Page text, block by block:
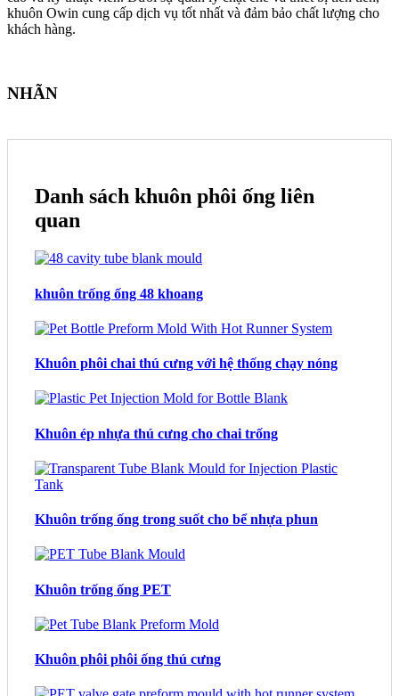
khuôn Owin cung cấp dịch vụ tốt nhất và đảm bảo chất lượng cho
khách hàng.
NHÃN
Danh sách khuôn phôi ống liên
quan
khuôn trống ống 48 khoang
Khuôn phôi chai thú cưng với hệ thống chạy nóng
Khuôn ép nhựa thú cưng cho chai trống
Khuôn trống ống trong suốt cho bể nhựa phun
Khuôn trống ống PET
Khuôn phôi phôi ống thú cưng